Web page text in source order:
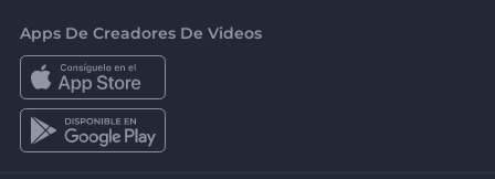
Apps De Creadores De Videos